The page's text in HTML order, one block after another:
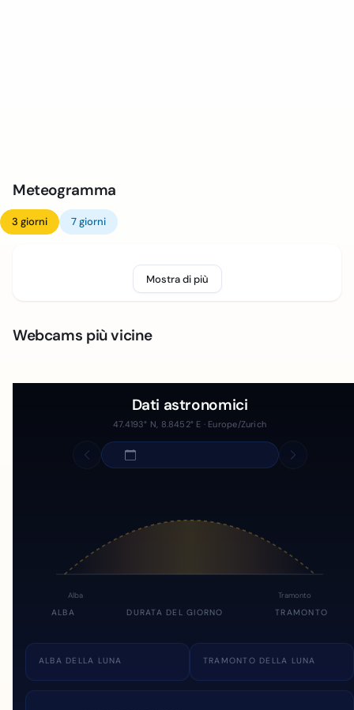
Meteogramma
3 giorni 7 giorni
Mostra di più
Webcams più vicine
Dati astronomici
47.4193° N, 8.8452° E · Europe/Zurich
Alba Tramonto
ALBA DURATA DEL GIORNO TRAMONTO
ALBA DELLA LUNA TRAMONTO DELLA LUNA